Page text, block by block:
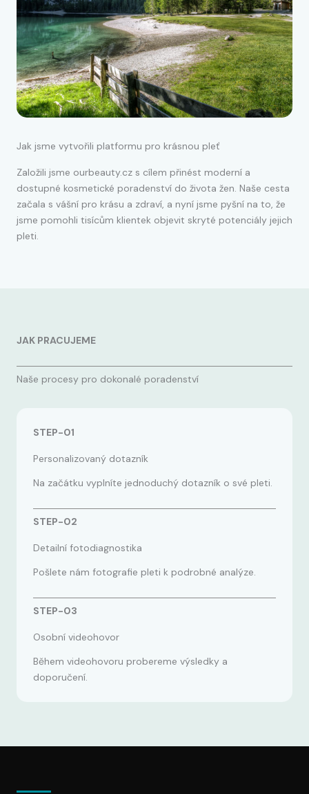
Jak jsme vytvořili platformu pro krásnou pleť
Založili jsme ourbeauty.cz s cílem přinést moderní a
dostupné kosmetické poradenství do života žen. Naše cesta
začala s vášní pro krásu a zdraví, a nyní jsme pyšní na to, že
jsme pomohli tisícům klientek objevit skryté potenciály jejich
pleti.
JAK PRACUJEME
Naše procesy pro dokonalé poradenství
STEP-01
Personalizovaný dotazník
Na začátku vyplníte jednoduchý dotazník o své pleti.
STEP-02
Detailní fotodiagnostika
Pošlete nám fotografie pleti k podrobné analýze.
STEP-03
Osobní videohovor
Během videohovoru probereme výsledky a
doporučení.